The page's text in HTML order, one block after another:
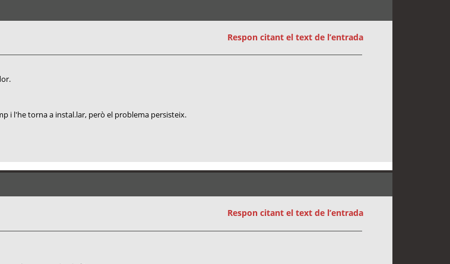
Respon citant el text de l’entrada
i l'he torna a instal.lar, però el problema persisteix.
Respon citant el text de l’entrada